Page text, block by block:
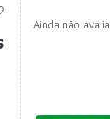
Ainda não